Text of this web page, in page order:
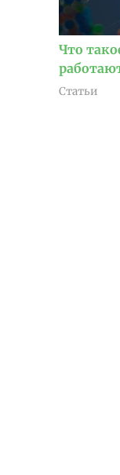
Что
Статьи